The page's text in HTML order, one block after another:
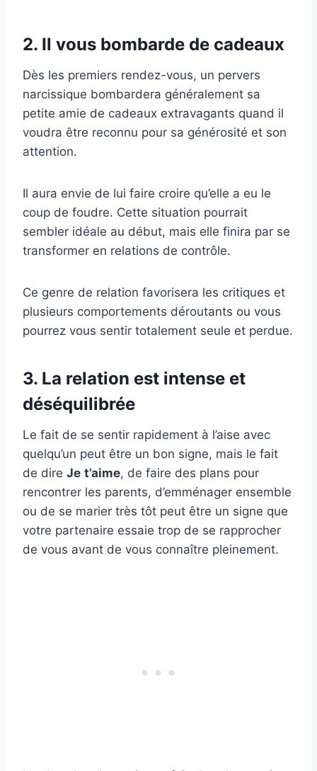
2. Il vous bombarde de cadeaux
Dès les premiers rendez-vous, un pervers
narcissique bombardera généralement sa
petite amie de cadeaux extravagants quand il
voudra être reconnu pour sa générosité et son
attention.
Il aura envie de lui faire croire qu’elle a eu le
coup de foudre. Cette situation pourrait
sembler idéale au début, mais elle finira par se
transformer en relations de contrôle.
Ce genre de relation favorisera les critiques et
plusieurs comportements déroutants ou vous
pourrez vous sentir totalement seule et perdue.
3. La relation est intense et
déséquilibrée
Le fait de se sentir rapidement à l’aise avec
quelqu’un peut être un bon signe, mais le fait
de dire Je t’aime, de faire des plans pour
rencontrer les parents, d’emménager ensemble
ou de se marier très tôt peut être un signe que
votre partenaire essaie trop de se rapprocher
de vous avant de vous connaître pleinement.